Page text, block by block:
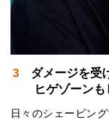
3 ダメージを受
ヒゲゾーン
日々のシェービン